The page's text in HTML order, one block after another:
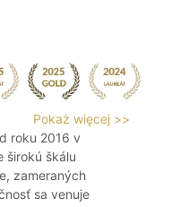
Pokaż więcej >>
roku 2016 v
širokú škálu
zameraných
sa venuje